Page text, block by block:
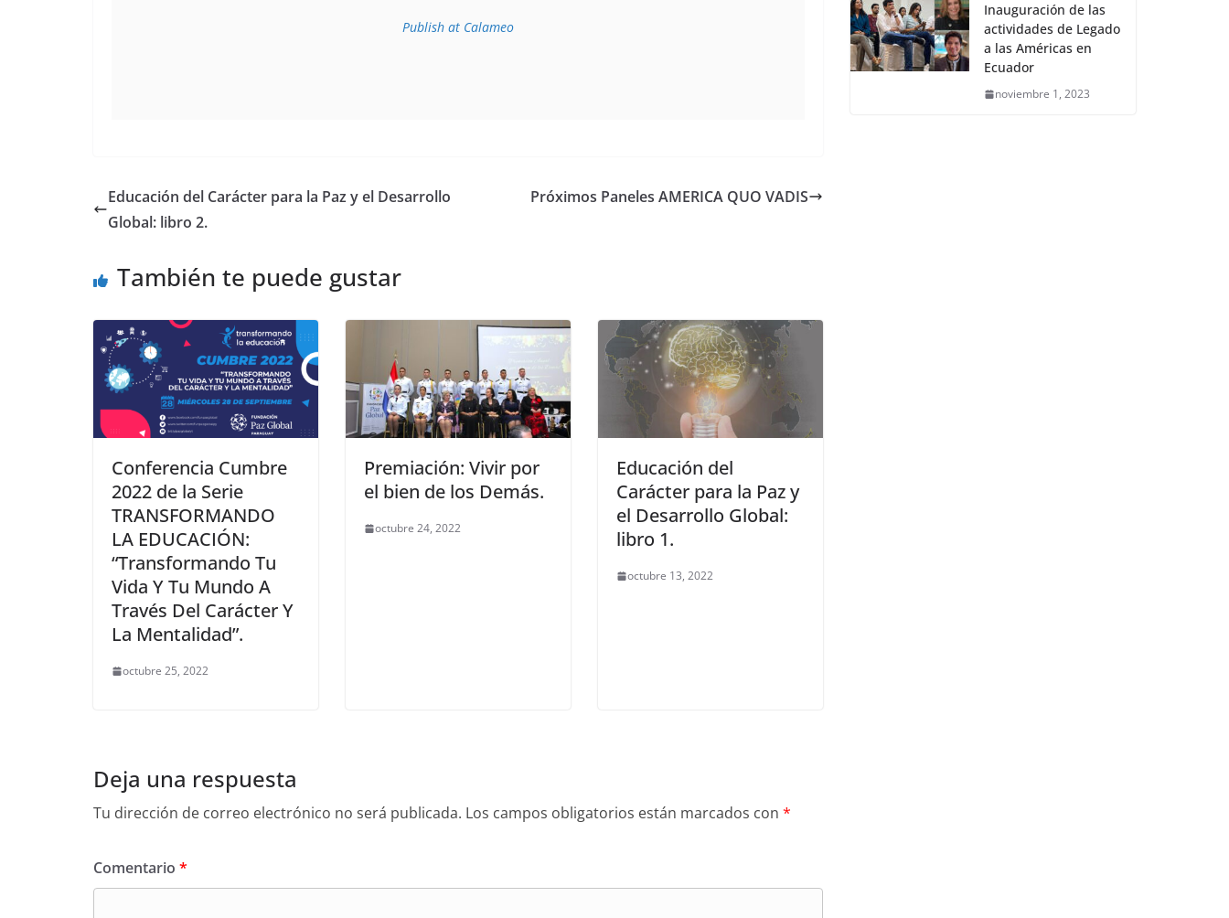
Publish at Calameo
Educación del Carácter para la Paz y el Desarrollo
Global: libro 2.
Próximos Paneles AMERICA QUO VADIS
También te puede gustar
Conferencia Cumbre
2022 de la Serie
TRANSFORMANDO
LA EDUCACIÓN:
“Transformando Tu
Vida Y Tu Mundo A
Través Del Carácter Y
La Mentalidad”.
octubre 25, 2022
Premiación: Vivir por
el bien de los Demás.
octubre 24, 2022
Educación del
Carácter para la Paz y
el Desarrollo Global:
libro 1.
octubre 13, 2022
Deja una respuesta
Tu dirección de correo electrónico no será publicada. Los campos obligatorios están marcados con *
Comentario *
Inauguración de las
actividades de Legado
a las Américas en
Ecuador
noviembre 1, 2023